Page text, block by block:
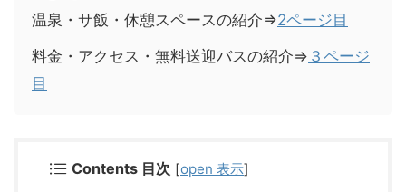
温泉・サ飯・休憩スペースの紹介⇒2ページ目
料金・アクセス・無料送迎バスの紹介⇒ ３ページ
目
Contents 目次 [open 表示]